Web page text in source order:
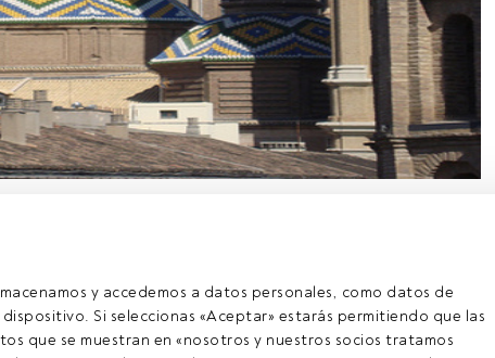
y accedemos a datos personales, como datos de
Si seleccionas «Aceptar» estarás permitiendo que las
que se muestran en «nosotros y nuestros socios tratamos
La conferencia, que será en castellano, tendrá
16. Tras el evento se servirá un vino español.